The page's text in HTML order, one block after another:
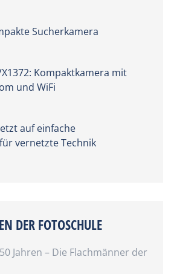
Sucherkamera
Kompaktkamera mit
und WiFi
auf einfache
vernetzte Technik
DER FOTOSCHULE
Jahren – Die Flachmänner der